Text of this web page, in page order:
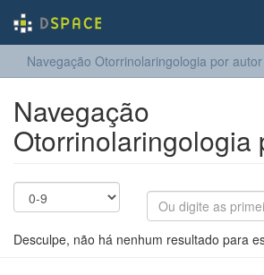
Navegação Otorrinolaringologia por autor
Navegação
Otorrinolaringologia
Desculpe, não há nenhum resultado para